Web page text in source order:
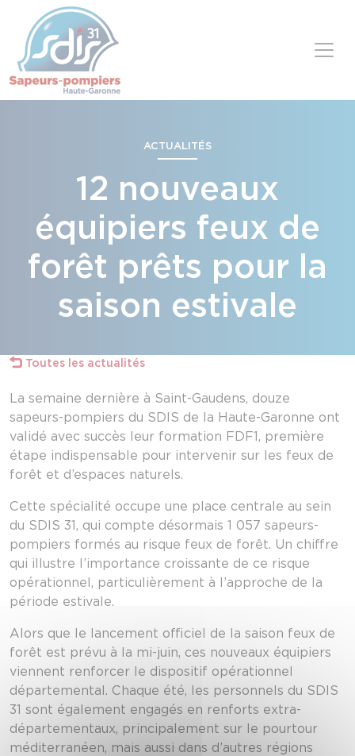
ACTUALITÉS
12 nouveaux
équipiers feux de
forêt prêts pour la
saison estivale
Toutes les actualités
La semaine dernière à Saint-Gaudens, douze
sapeurs-pompiers du SDIS de la Haute-Garonne ont
validé avec succès leur formation FDF1, première
étape indispensable pour intervenir sur les feux de
forêt et d’espaces naturels.
Cette spécialité occupe une place centrale au sein
du SDIS 31, qui compte désormais 1 057 sapeurs-
pompiers formés au risque feux de forêt. Un chiffre
qui illustre l’importance croissante de ce risque
opérationnel, particulièrement à l’approche de la
période estivale.
Alors que le lancement officiel de la saison feux de
forêt est prévu à la mi-juin, ces nouveaux équipiers
viennent renforcer le dispositif opérationnel
départemental. Chaque été, les personnels du SDIS
31 sont également engagés en renforts extra-
départementaux, principalement sur le pourtour
méditerranéen, mais aussi dans d’autres régions
Panneau de gestion des cookies